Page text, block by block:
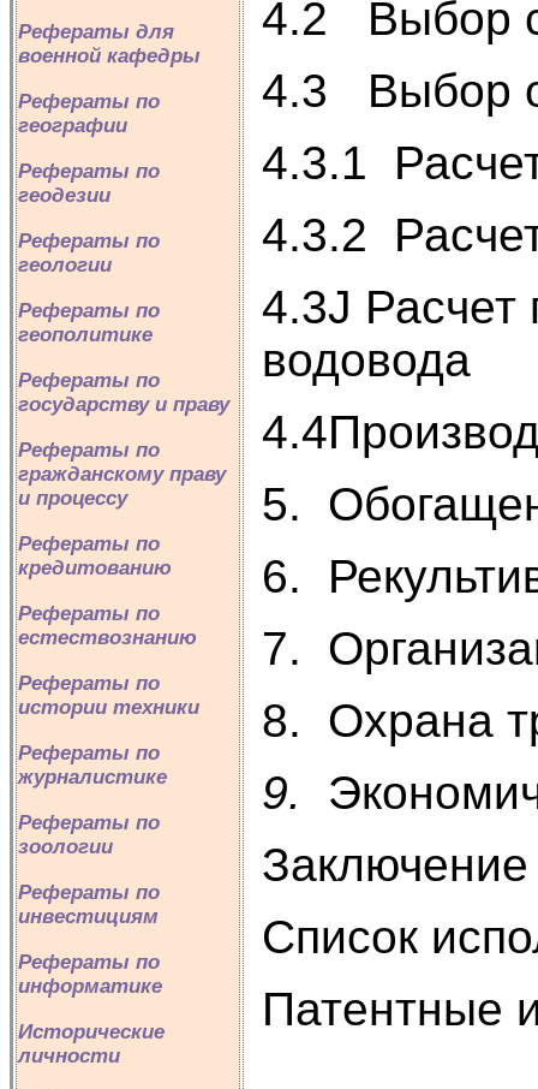
Рефераты для
военной кафедры
Рефераты по
географии
Рефераты по
геодезии
Рефераты по
геологии
Рефераты по
геополитике
Рефераты по
государству и праву
Рефераты по
гражданскому праву
и процессу
Рефераты по
кредитованию
Рефераты по
естествознанию
Рефераты по
истории техники
Рефераты по
журналистике
Рефераты по
зоологии
Рефераты по
инвестициям
Рефераты по
информатике
Исторические
личности
4.2 Выбор
4.3 Выбор
4.3.1
4.3.2
4.3J Расчет
водовода
5.
6.
7.
8. Охрана
9.
Заключение
Список
Патентные